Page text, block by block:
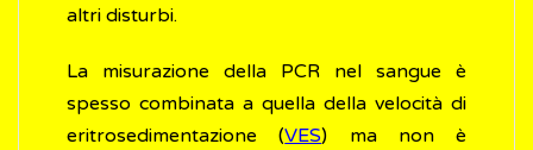
altri disturbi.
La misurazione della PCR nel sangue è
spesso combinata a quella della velocità di
eritrosedimentazione (VES) ma non è